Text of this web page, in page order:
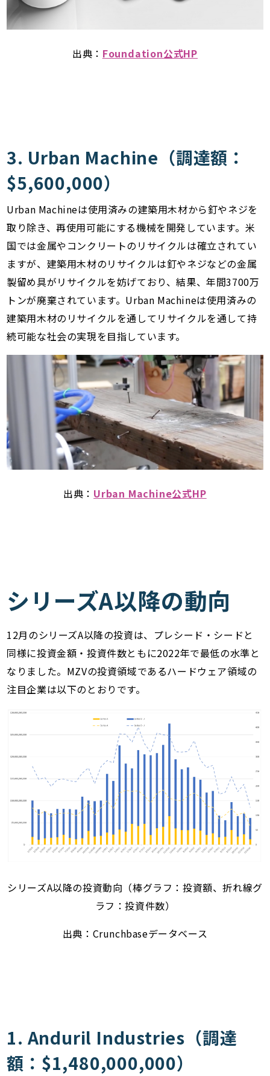
出典： Foundation公式HP
3. Urban Machine（調達額：
$5,600,000）
Urban Machineは使用済みの建築用木材から釘やネジを
取り除き、再使用可能にする機械を開発しています。米
国では金属やコンクリートのリサイクルは確立されてい
ますが、建築用木材のリサイクルは釘やネジなどの金属
製留め具がリサイクルを妨げており、結果、年間3700万
トンが廃棄されています。Urban Machineは使用済みの
建築用木材のリサイクルを通してリサイクルを通して持
続可能な社会の実現を目指しています。
出典： Urban Machine公式HP
シリーズA以降の動向
12月のシリーズA以降の投資は、プレシード・シードと
同様に投資金額・投資件数ともに2022年で最低の水準と
なりました。MZVの投資領域であるハードウェア領域の
注目企業は以下のとおりです。
シリーズA以降の投資動向（棒グラフ：投資額、折れ線グ
ラフ：投資件数）
出典：Crunchbaseデータベース
1. Anduril Industries（調達
額：$1,480,000,000）